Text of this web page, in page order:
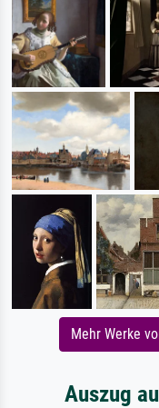
Mehr Werke
Auszug